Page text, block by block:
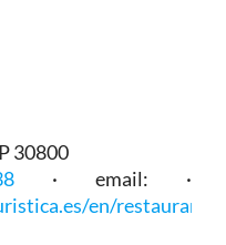
30800
· email: ·
en/restaurant/